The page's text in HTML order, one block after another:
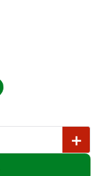
＋